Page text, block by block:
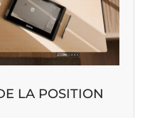
LA POSITION